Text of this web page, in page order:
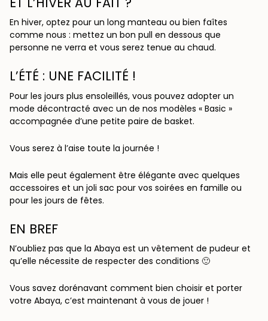
En hiver, optez pour un long manteau ou bien faîtes
comme nous : mettez un bon pull en dessous que
personne ne verra et vous serez tenue au chaud.
L’ÉTÉ : UNE FACILITÉ !
Pour les jours plus ensoleillés, vous pouvez adopter un
mode décontracté avec un de nos modèles « Basic »
accompagnée d’une petite paire de basket.
Vous serez à l’aise toute la journée !
Mais elle peut également être élégante avec quelques
accessoires et un joli sac pour vos soirées en famille ou
pour les jours de fêtes.
EN BREF
N’oubliez pas que la Abaya est un vêtement de pudeur et
qu’elle nécessite de respecter des conditions 🙂
Vous savez dorénavant comment bien choisir et porter
votre Abaya, c’est maintenant à vous de jouer !